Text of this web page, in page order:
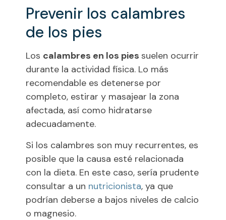
Prevenir los calambres
de los pies
Los calambres en los pies suelen ocurrir
durante la actividad física. Lo más
recomendable es detenerse por
completo, estirar y masajear la zona
afectada, así como hidratarse
adecuadamente.
Si los calambres son muy recurrentes, es
posible que la causa esté relacionada
con la dieta. En este caso, sería prudente
consultar a un nutricionista, ya que
podrían deberse a bajos niveles de calcio
o magnesio.